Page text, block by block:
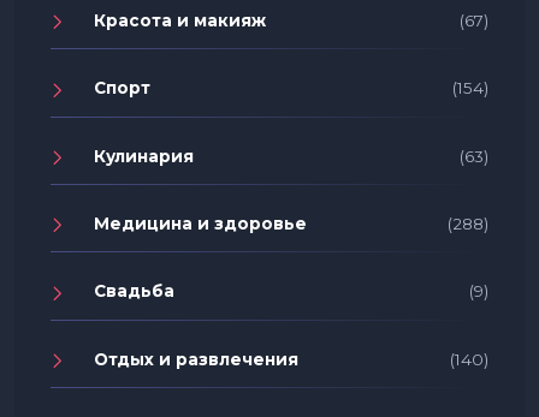
Красота и макияж (67)
Спорт (154)
Кулинария (63)
Медицина и здоровье (288)
Свадьба (9)
Отдых и развлечения (140)